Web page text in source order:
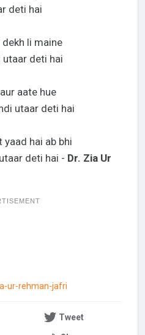
deti hai
li maine
deti hai
aate hue
utaar deti hai
yaad hai ab bhi
deti hai - Dr. Zia Ur
ur-rehman-jafri
Tweet